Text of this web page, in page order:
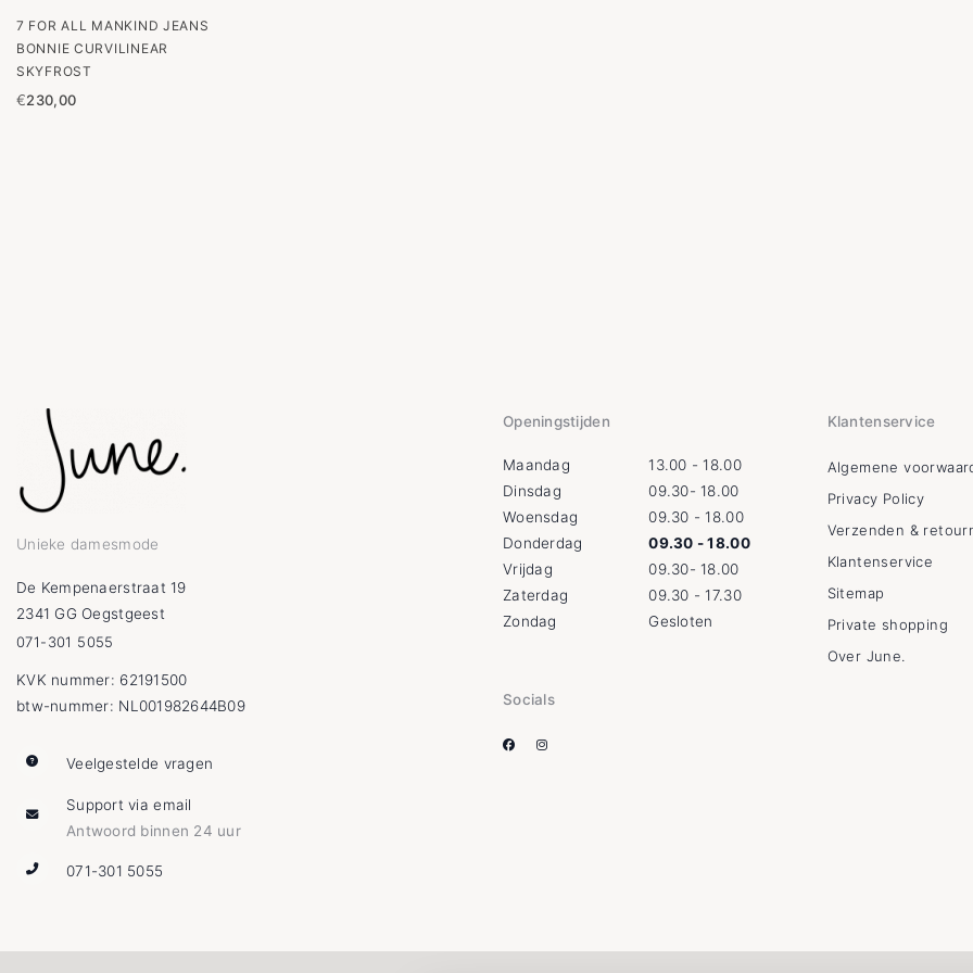
7 FOR ALL MANKIND JEANS
BONNIE CURVILINEAR
SKYFROST
€230,00
Unieke damesmode
De Kempenaerstraat 19
2341 GG Oegstgeest
071-301 5055
KVK nummer: 62191500
btw-nummer: NL001982644B09
Veelgestelde vragen
Support via email
Antwoord binnen 24 uur
071-301 5055
Openingstijden
Maandag
13.00 - 18.00
Dinsdag
09.30- 18.00
Woensdag
09.30 - 18.00
Donderdag
09.30 - 18.00
Vrijdag
09.30- 18.00
Zaterdag
09.30 - 17.30
Zondag
Gesloten
Socials
Klantenservice
Algemene
Privacy Policy
Verzenden &
Klantenservice
Sitemap
Private shopping
Over June.